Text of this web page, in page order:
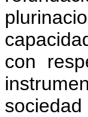
con
sociedad